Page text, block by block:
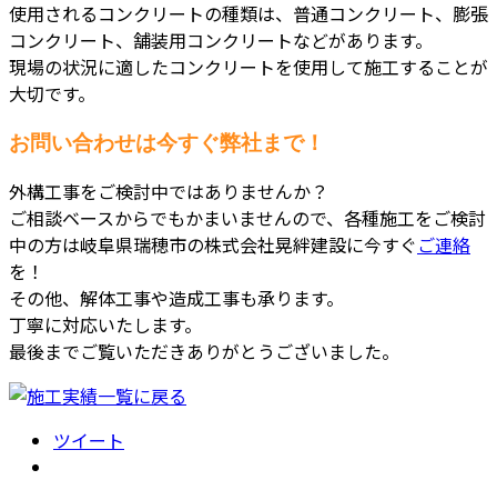
使用されるコンクリートの種類は、普通コンクリート、膨張
コンクリート、舗装用コンクリートなどがあります。
現場の状況に適したコンクリートを使用して施工することが
大切です。
お問い合わせは今すぐ弊社まで！
外構工事をご検討中ではありませんか？
ご相談ベースからでもかまいませんので、各種施工をご検討
中の方は岐阜県瑞穂市の株式会社晃絆建設に今すぐご連絡
を！
その他、解体工事や造成工事も承ります。
丁寧に対応いたします。
最後までご覧いただきありがとうございました。
ツイート